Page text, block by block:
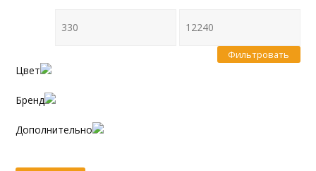
Фильтровать
Цвет
Бренд
Дополнительно